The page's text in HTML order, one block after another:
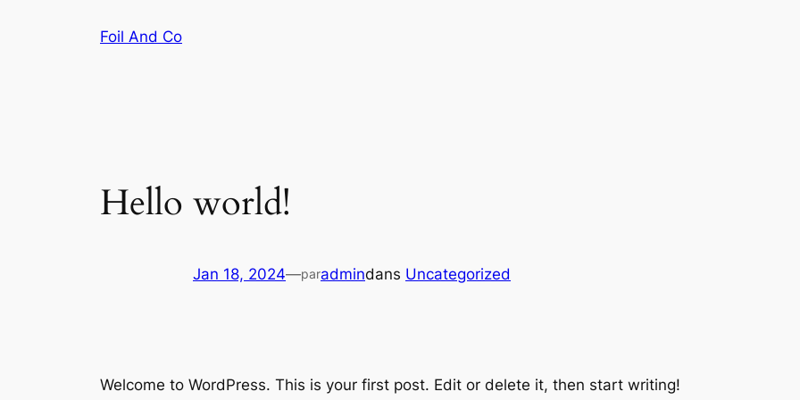
Foil And Co
Hello world!
Jan 18, 2024—paradmindans Uncategorized
Welcome to WordPress. This is your first post. Edit or delete it, then start writing!